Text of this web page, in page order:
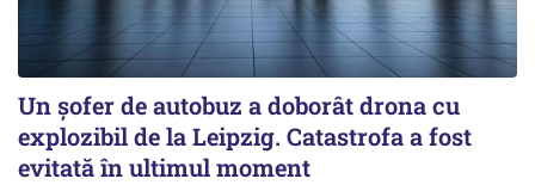
Un șofer de autobuz a doborât drona cu
explozibil de la Leipzig. Catastrofa a fost
evitată în ultimul moment